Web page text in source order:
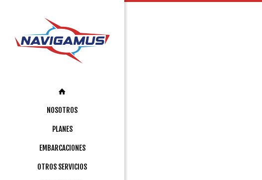
NOSOTROS
PLANES
EMBARCACIONES
OTROS SERVICIOS